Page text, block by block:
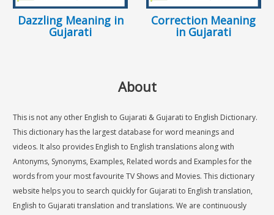
Dazzling Meaning in
Gujarati
Correction Meaning
in Gujarati
About
This is not any other English to Gujarati & Gujarati to English Dictionary.
This dictionary has the largest database for word meanings and
videos. It also provides English to English translations along with
Antonyms, Synonyms, Examples, Related words and Examples for the
words from your most favourite TV Shows and Movies. This dictionary
website helps you to search quickly for Gujarati to English translation,
English to Gujarati translation and translations. We are continuously